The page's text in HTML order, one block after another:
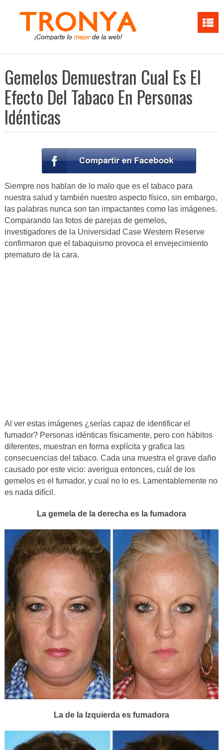
Gemelos Demuestran Cual Es El
Efecto Del Tabaco En Personas
Idénticas
Siempre nos hablan de lo malo que es el tabaco para
nuestra salud y también nuestro aspecto físico, sin embargo,
las palabras nunca son tan impactantes como las imágenes.
Comparando las fotos de parejas de gemelos,
investigadores de la Universidad Case Western Reserve
confirmaron que el tabaquismo provoca el envejecimiento
prematuro de la cara.
Al ver estas imágenes ¿serías capaz de identificar el
fumador? Personas idénticas físicamente, pero con hábitos
diferentes, muestran en forma explícita y grafica las
consecuencias del tabaco. Cada una muestra el grave daño
causado por este vicio: averigua entonces, cuál de los
gemelos es el fumador, y cual no lo es. Lamentablemente no
es nada difícil.
La gemela de la derecha es la fumadora
La de la Izquierda es fumadora